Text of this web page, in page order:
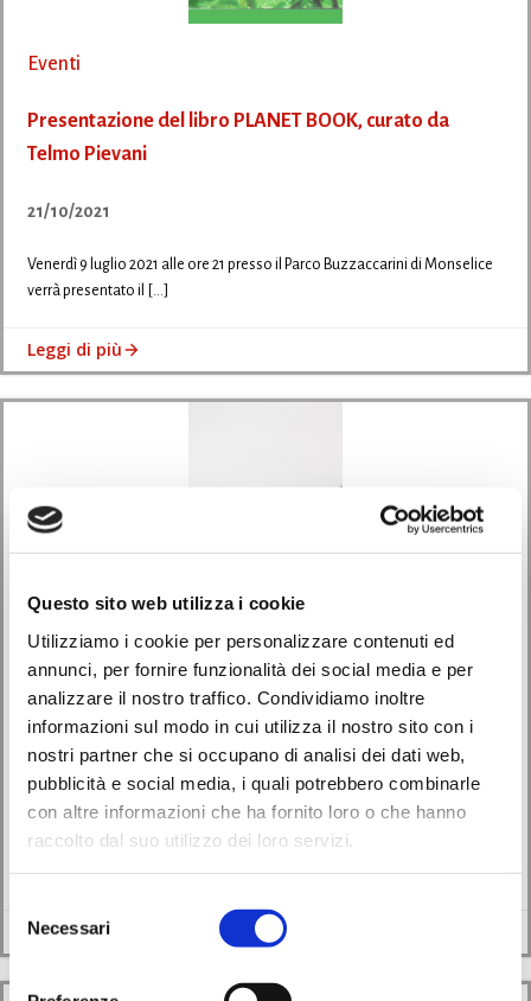
Questo sito web utilizza i cookie
Utilizziamo i cookie per personalizzare contenuti ed
annunci, per fornire funzionalità dei social media e per
analizzare il nostro traffico. Condividiamo inoltre
informazioni sul modo in cui utilizza il nostro sito con i
nostri partner che si occupano di analisi dei dati web,
pubblicità e social media, i quali potrebbero combinarle
con altre informazioni che ha fornito loro o che hanno
raccolto dal suo utilizzo dei loro servizi.
del
consenso
Necessari
Eventi
Presentazione del libro PLANET BOOK, curato da
Telmo Pievani
21/10/2021
Venerdì 9 luglio 2021 alle ore 21 presso il Parco Buzzaccarini di Monselice
verrà presentato il […]
Leggi di più
Eventi
La poetessa Federica Simonetto
17/05/2021
Monselice scrive online ha l’onore di presentare la poetessa Federica
Simonetto autrice di numerose poesie, […]
Leggi di più